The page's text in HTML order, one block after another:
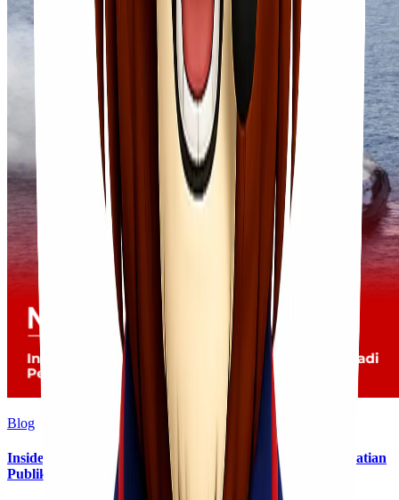
Blog
Insiden Kebakaran KM Mutiara Sentosa II Menjadi Perhatian
Publik